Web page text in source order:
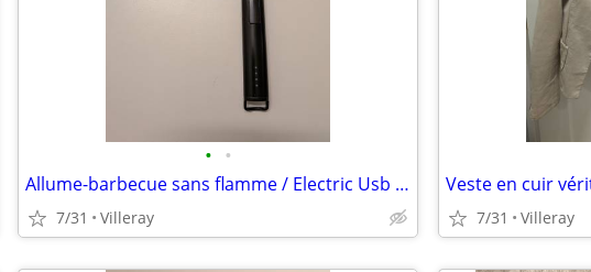
• •
Allume-barbecue sans flamme / Electric Usb Lighter
7/31 Villeray 7/31 Villeray